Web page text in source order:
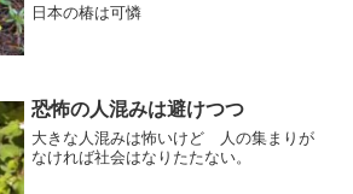
日本の椿は可憐
恐怖の人混みは避けつつ
大きな人混みは怖いけど 人の集まりが
なければ社会はなりたたない。